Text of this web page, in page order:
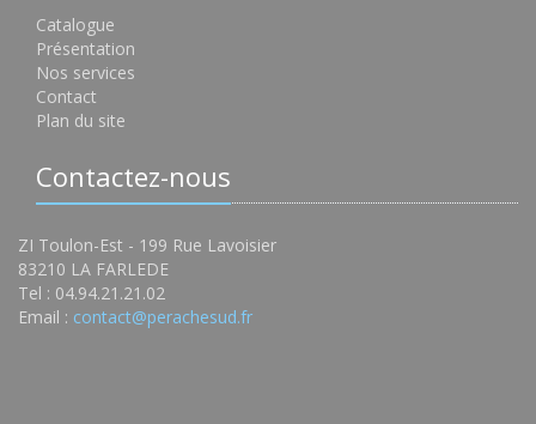
Catalogue
Présentation
Nos services
Contact
Plan du site
Contactez-nous
ZI Toulon-Est - 199 Rue Lavoisier
83210 LA FARLEDE
Tel : 04.94.21.21.02
Email : contact@perachesud.fr